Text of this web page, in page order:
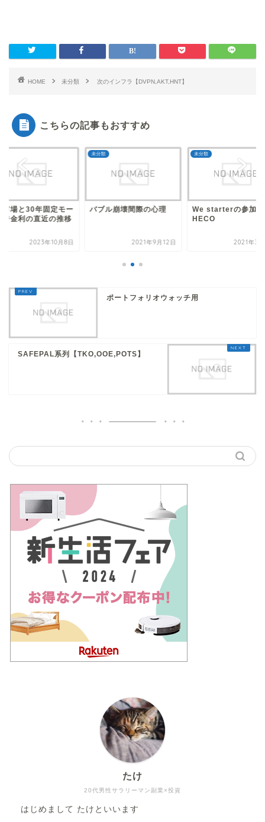
HOME 未分類 次のインフラ【DVPN,AKT,HNT】
こちらの記事もおすすめ
ル崩壊間際の心理
2021年9月12日
未分類
We starterの参加方法
2021年3月20日
未分類
中古市場と30年固
ゲージ金利の直近
2023年
ポートフォリオウォッチ用
SAFEPAL系列【TKO,OOE,POTS】
20代男性サラリーマン副業×投資
たけ
はじめまして たけといいます